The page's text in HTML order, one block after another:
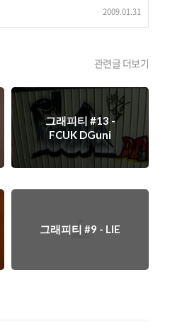
2009.01.31
관련글 더보기
그래피티 #13 -
FCUK DGuni
그래피티 #9 - LIE